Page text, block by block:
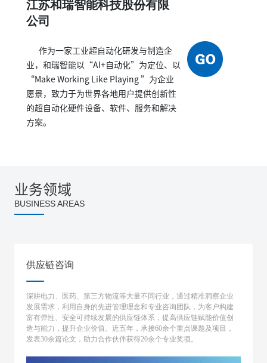
江苏和瑞智能科技股份有限
公司
作为一家工业超自动化研发与制造企
业，和瑞智能以“AI+自动化”为定位、以
“Make Working Like Playing ”为企业
愿景，致力于为世界各地用户提供创新性
的超自动化硬件设备、软件、服务和解决
方案。
业务领域
BUSINESS AREAS
供应链咨询
深耕电力、医药、第三方物流等大量不同行业，通过精准洞察企业
发展需求，利用自身的先进管理理念和专业咨询团队，为客户构建
富有弹性、安全可持续发展的供应链体系，提高供应链赋能价值创
造与能力，提升企业价值。近五年，承接60余个重点课题及项目，
发表30余篇论文，助力合作伙伴获得20余个专业奖项。